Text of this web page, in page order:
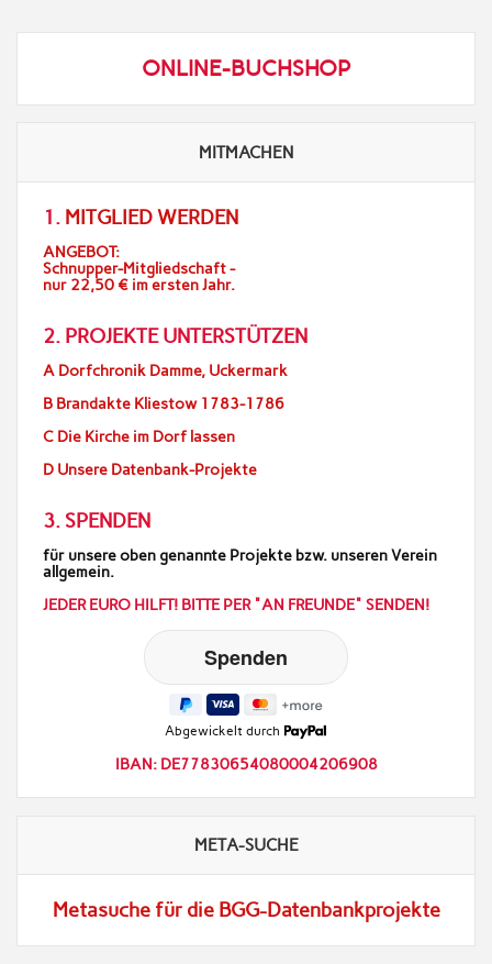
ONLINE-BUCHSHOP
MITMACHEN
1. MITGLIED WERDEN
ANGEBOT:
Schnupper-Mitgliedschaft -
nur 22,50 € im ersten Jahr.
2. PROJEKTE UNTERSTÜTZEN
A Dorfchronik Damme, Uckermark
B Brandakte Kliestow 1783-1786
C Die Kirche im Dorf lassen
D Unsere Datenbank-Projekte
3. SPENDEN
für unsere oben genannte Projekte bzw. unseren Verein
allgemein.
JEDER EURO HILFT! BITTE PER "AN FREUNDE" SENDEN!
Abgewickelt durch
IBAN: DE77830654080004206908
META-SUCHE
Metasuche für die BGG-Datenbankprojekte